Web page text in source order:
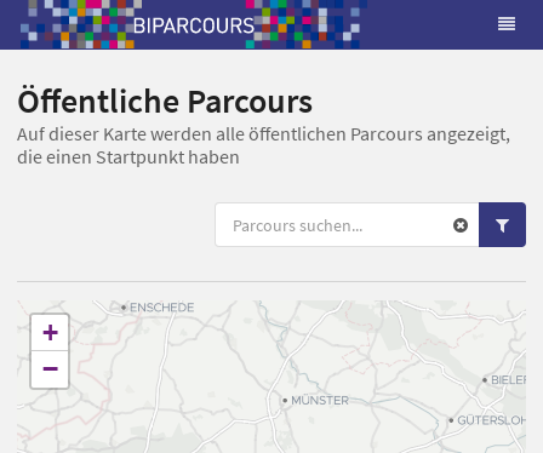
Öffentliche Parcours
Auf dieser Karte werden alle öffentlichen Parcours angezeigt,
die einen Startpunkt haben
+
−